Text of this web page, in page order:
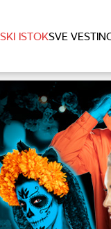
ISTOKSVE VESTI